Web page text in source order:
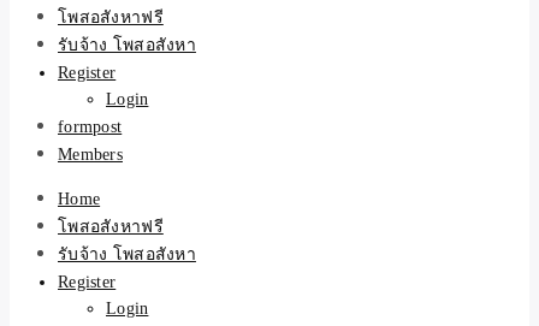
ขายบ้าน ที่ดิน ไม่มีค่านาย
หน้า โดย ทีมงาน รับจ้าง
โพสต์อสังหา-บ้านที่ดิน
โพสอสังหาฟรี
รับจ้าง โพสอสังหา
Register
Login
formpost
Members
Home
โพสอสังหาฟรี
รับจ้าง โพสอสังหา
Register
Login